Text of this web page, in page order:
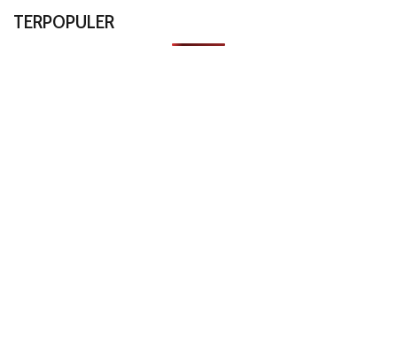
TERPOPULER